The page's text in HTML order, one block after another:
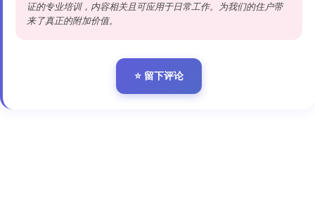
证的专业培训，内容相关且可应用于日常工作。为我们的住户带
来了真正的附加价值。
⭐ 留下评论